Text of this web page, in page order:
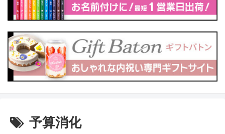
予算消化